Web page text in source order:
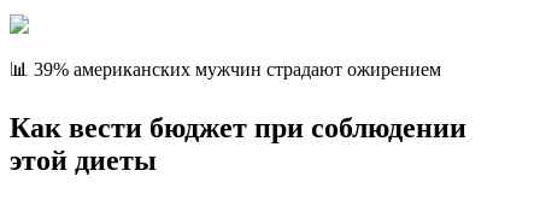
📊 39% американских мужчин страдают ожирением
Как вести бюджет при соблюдении
этой диеты